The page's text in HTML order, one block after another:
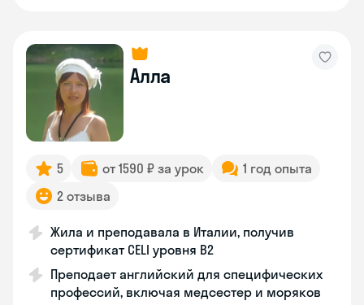
Алла
5 от 1590 ₽ за урок
1 год опыта
2 отзыва
Жила и преподавала в Италии, получив
сертификат CELI уровня В2
Преподает английский для специфических
профессий, включая медсестер и моряков